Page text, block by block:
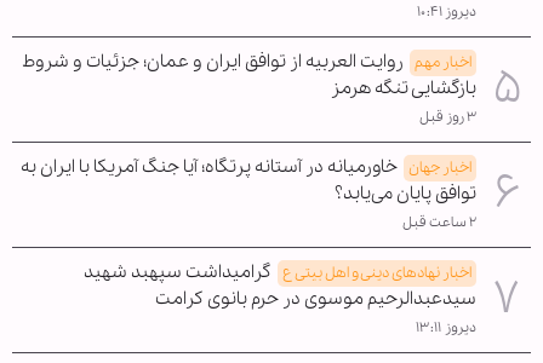
دیروز ۱۰:۴۱
اخبار مهم روایت العربیه از توافق ایران و عمان؛ جزئیات و شروط
بازگشایی تنگه هرمز
۳ روز قبل
اخبار جهان خاورمیانه در آستانه پرتگاه؛ آیا جنگ آمریکا با ایران به
توافق پایان می‌یابد؟
۲ ساعت قبل
اخبار نهادهای دینی و اهل بیتی ع گرامیداشت سپهبد شهید
سیدعبدالرحیم موسوی در حرم بانوی کرامت
دیروز ۱۳:۱۱